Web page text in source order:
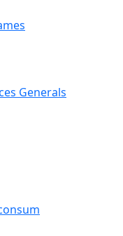
Generals